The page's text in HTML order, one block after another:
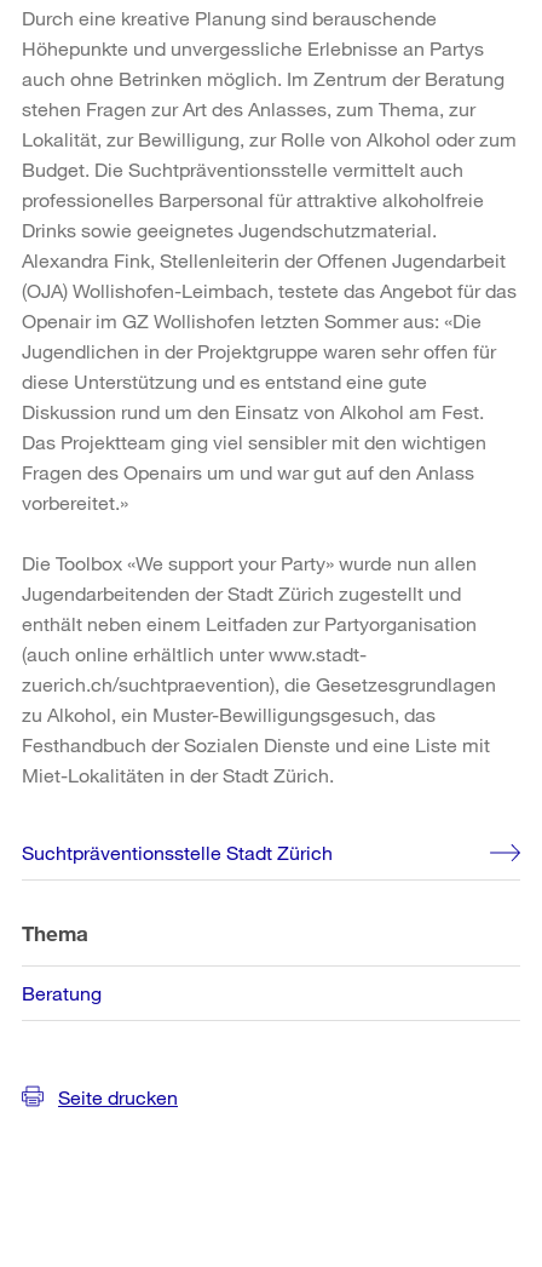
Durch eine kreative Planung sind berauschende
Höhepunkte und unvergessliche Erlebnisse an Partys
auch ohne Betrinken möglich. Im Zentrum der Beratung
stehen Fragen zur Art des Anlasses, zum Thema, zur
Lokalität, zur Bewilligung, zur Rolle von Alkohol oder zum
Budget. Die Suchtpräventionsstelle vermittelt auch
professionelles Barpersonal für attraktive alkoholfreie
Drinks sowie geeignetes Jugendschutzmaterial.
Alexandra Fink, Stellenleiterin der Offenen Jugendarbeit
(OJA) Wollishofen-Leimbach, testete das Angebot für das
Openair im GZ Wollishofen letzten Sommer aus: «Die
Jugendlichen in der Projektgruppe waren sehr offen für
diese Unterstützung und es entstand eine gute
Diskussion rund um den Einsatz von Alkohol am Fest.
Das Projektteam ging viel sensibler mit den wichtigen
Fragen des Openairs um und war gut auf den Anlass
vorbereitet.»
Die Toolbox «We support your Party» wurde nun allen
Jugendarbeitenden der Stadt Zürich zugestellt und
enthält neben einem Leitfaden zur Partyorganisation
(auch online erhältlich unter www.stadt-
zuerich.ch/suchtpraevention), die Gesetzesgrundlagen
zu Alkohol, ein Muster-Bewilligungsgesuch, das
Festhandbuch der Sozialen Dienste und eine Liste mit
Miet-Lokalitäten in der Stadt Zürich.
Weitere
Informationen
Suchtpräventionsstelle Stadt Zürich
Thema
Beratung
Seite drucken